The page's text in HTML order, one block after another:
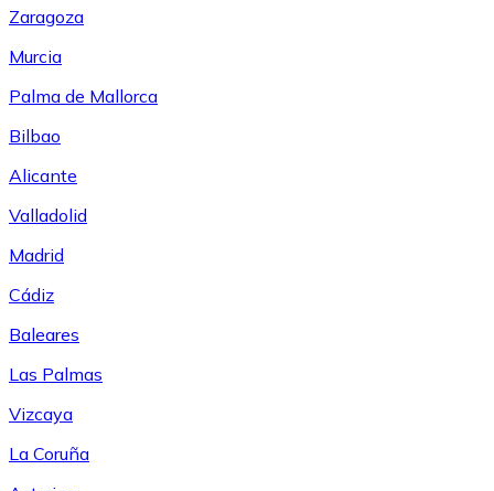
Zaragoza
Murcia
Palma de Mallorca
Bilbao
Alicante
Valladolid
Madrid
Cádiz
Baleares
Las Palmas
Vizcaya
La Coruña